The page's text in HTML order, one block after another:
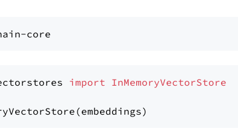
import InMemoryVectorStore